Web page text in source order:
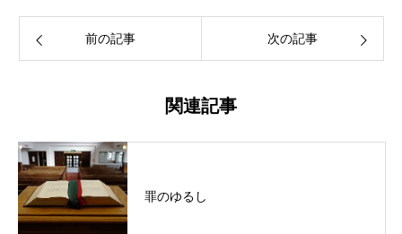
前の記事 次の記事
関連記事
罪のゆるし